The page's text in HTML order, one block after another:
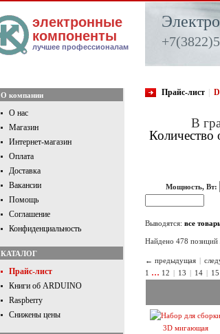
электронные
компоненты
лучшее профессионалам
О компании
О нас
Магазин
Интернет-магазин
Оплата
Доставка
Вакансии
Помощь
Соглашение
Конфиденциальность
КАТАЛОГ
Прайс-лист
Книги об ARDUINO
Raspberry
Снижены цены
Прайс-лист
В
Количество
Мощность, Вт:
Выводятся: все
Найдено 478 позиций
← предыдущая |
1 … 12 | 13 | 14 | 15